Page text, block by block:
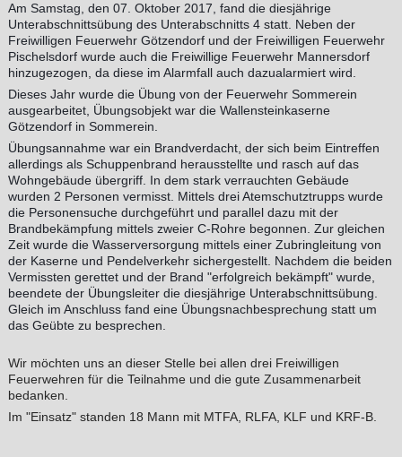
Am Samstag, den 07. Oktober 2017, fand die diesjährige
Unterabschnittsübung des Unterabschnitts 4 statt. Neben der
Freiwilligen Feuerwehr Götzendorf und der Freiwilligen Feuerwehr
Pischelsdorf wurde auch die Freiwillige Feuerwehr Mannersdorf
hinzugezogen, da diese im Alarmfall auch dazualarmiert wird.
Dieses Jahr wurde die Übung von der Feuerwehr Sommerein
ausgearbeitet, Übungsobjekt war die Wallensteinkaserne
Götzendorf in Sommerein.
Übungsannahme war ein Brandverdacht, der sich beim Eintreffen
allerdings als Schuppenbrand herausstellte und rasch auf das
Wohngebäude übergriff. In dem stark verrauchten Gebäude
wurden 2 Personen vermisst. Mittels drei Atemschutztrupps wurde
die Personensuche durchgeführt und parallel dazu mit der
Brandbekämpfung mittels zweier C-Rohre begonnen. Zur gleichen
Zeit wurde die Wasserversorgung mittels einer Zubringleitung von
der Kaserne und Pendelverkehr sichergestellt. Nachdem die beiden
Vermissten gerettet und der Brand "erfolgreich bekämpft" wurde,
beendete der Übungsleiter die diesjährige Unterabschnittsübung.
Gleich im Anschluss fand eine Übungsnachbesprechung statt um
das Geübte zu besprechen.
Wir möchten uns an dieser Stelle bei allen drei Freiwilligen
Feuerwehren für die Teilnahme und die gute Zusammenarbeit
bedanken.
Im "Einsatz" standen 18 Mann mit MTFA, RLFA, KLF und KRF-B.